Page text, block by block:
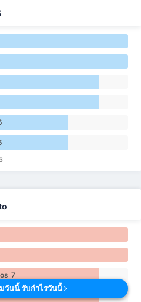
7
7
วันนี้ รับกำไรวันนี้